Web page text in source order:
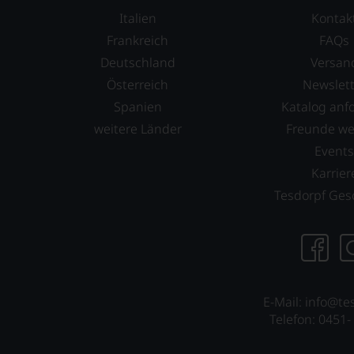
Armand Heitz
Aurore Casanova
Italien
Frankreich
Deutschland
Österreich
Spanien
weitere Länder
FAQs
Katalog
Freunde
Events
Tesdorpf
E-Mail:
Telefon: